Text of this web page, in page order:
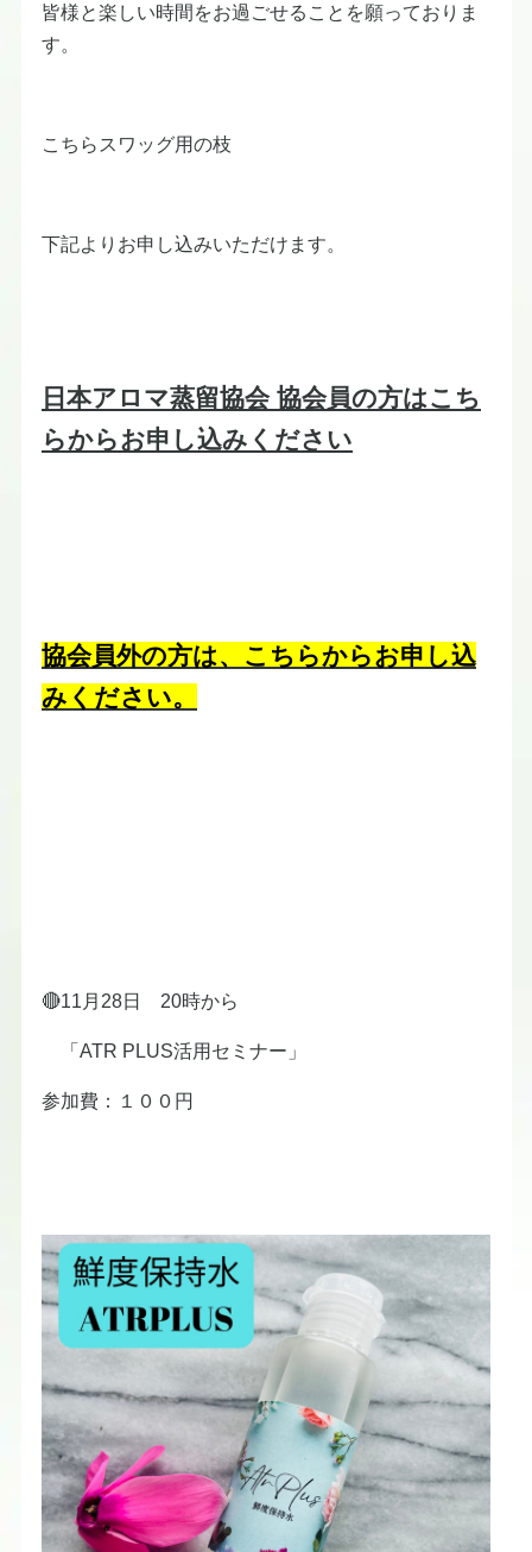
皆様と楽しい時間をお過ごせることを願っておりま
す。
こちらスワッグ用の枝
下記よりお申し込みいただけます。
日本アロマ蒸留協会 協会員の方はこち
らからお申し込みください
協会員外の方は、こちらからお申し込
みください。
🔴11月28日 20時から
「ATR PLUS活用セミナー」
参加費：１００円